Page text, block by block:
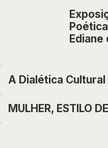
Ediane
A Dialética Cultural
MULHER, ESTILO